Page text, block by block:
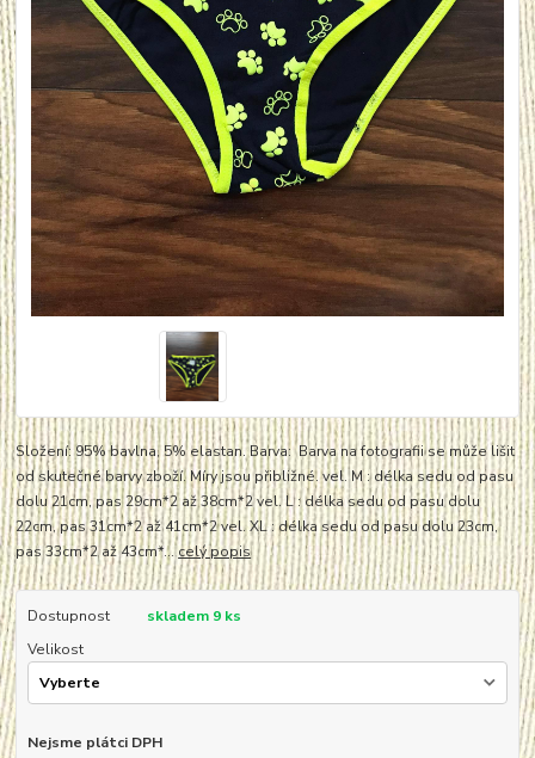
Složení: 95% bavlna, 5% elastan. Barva: Barva na fotografii se může lišit
od skutečné barvy zboží. Míry jsou přibližné. vel. M : délka sedu od pasu
dolu 21cm, pas 29cm*2 až 38cm*2 vel. L : délka sedu od pasu dolu
22cm, pas 31cm*2 až 41cm*2 vel. XL : délka sedu od pasu dolu 23cm,
pas 33cm*2 až 43cm*...celý popis
Dostupnost
skladem 9 ks
Velikost
Nejsme plátci DPH